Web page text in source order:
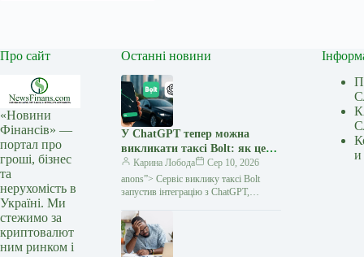
Про сайт
«Новини
Фінансів» —
портал про
гроші, бізнес
та
нерухомість в
Україні. Ми
стежимо за
криптовалют
ним ринком і
Останні новини
У ChatGPT тепер можна
викликати таксі Bolt: як це
працює — Мінфін
Карина Лобода
Сер 10, 2026
anons”> Сервіс виклику таксі Bolt
запустив інтеграцію з ChatGPT,
планувати поїздки та переглядати їхню
вартість безпосередньо в чаті зі
и